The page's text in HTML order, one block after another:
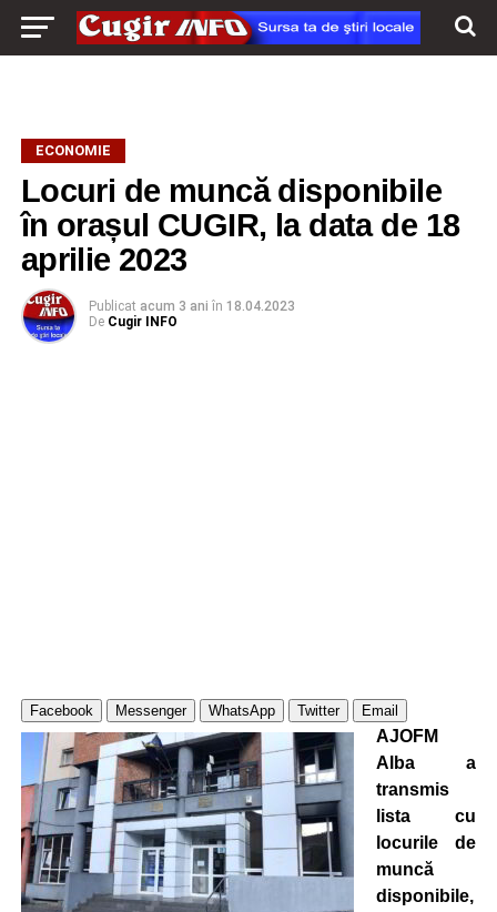
ECONOMIE
Locuri de muncă disponibile
în orașul CUGIR, la data de 18
aprilie 2023
Publicat acum 3 ani în 18.04.2023
De Cugir INFO
Facebook Messenger WhatsApp Twitter Email
AJOFM
Alba a
transmis
lista cu
locurile de
muncă
disponibile,